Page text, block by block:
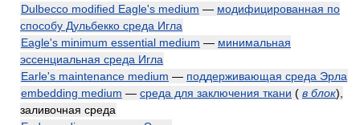
Dulbecco modified Eagle's medium — модифицированная по
способу Дульбекко среда Игла
Eagle's minimum essential medium — минимальная
эссенциальная среда Игла
Earle's maintenance medium — поддерживающая среда Эрла
embedding medium — среда для заключения ткани ( в блок)
заливочная среда